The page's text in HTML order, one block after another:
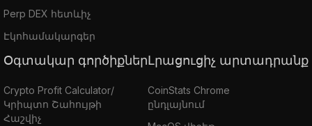
Perp DEX հետևիչ
Էկոհամակարգեր
Օգտակար գործիքներ
Crypto Profit Calculator/
Կրիպտո Շահույթի
Հաշվիչ
Լրացուցիչ արտադրանք
CoinStats Chrome
ընդլայնում